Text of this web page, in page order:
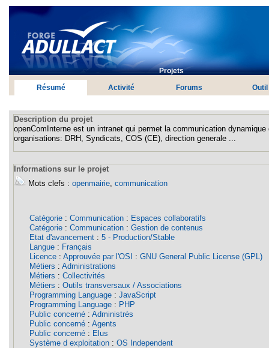
Projets
Résumé Activité Forums
Description du projet
openComInterne est un intranet qui permet la communication
organisations: DRH, Syndicats, COS (CE), direction generale ...
Informations sur le projet
Mots clefs : openmairie, communication
Catégorie: Communication: Espaces collaboratifs
Catégorie: Communication: Gestion de contenus
Etat d'avancement: 5 - Production/Stable
Langue: Français
Licence: Approuvée par l'OSI : GNU General Public License (GPL)
Métiers : Administrations
Métiers : Collectivités
Métiers : Outils transversaux / Associations
Programming Language: JavaScript
Programming Language: PHP
Public concerné: Administrés
Public concerné: Agents
Public concerné: Elus
Système d exploitation: OS Independent